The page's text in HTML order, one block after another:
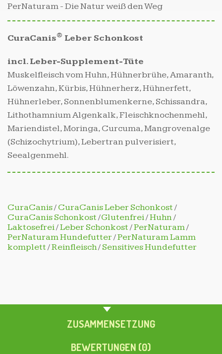
PerNaturam - Die Natur weiß den Weg
CuraCanis® Leber Schonkost
incl. Leber-Supplement-Tüte
Muskelfleisch vom Huhn, Hühnerbrühe, Amaranth,
Löwenzahn, Kürbis, Hühnerherz, Hühnerfett,
Hühnerleber, Sonnenblumenkerne, Schissandra,
Lithothamnium Algenkalk, Fleischknochenmehl,
Mariendistel, Moringa, Curcuma, Mangrovenalge
(Schizochytrium), Lebertran pulverisiert,
Seealgenmehl.
CuraCanis/CuraCanis Leber Schonkost/
CuraCanis Schonkost/Glutenfrei/Huhn/
Laktosefrei/Leber Schonkost/PerNaturam/
PerNaturam Hundefutter/PerNaturam Lamm
komplett/Reinfleisch/Sensitives Hundefutter
ZUSAMMENSETZUNG
BEWERTUNGEN (0)